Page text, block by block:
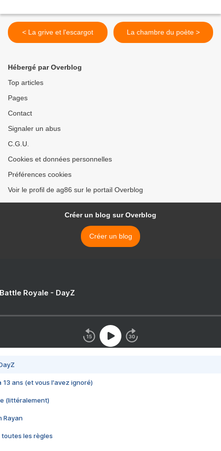
< La grive et l'escargot La chambre du poète >
Hébergé par Overblog
Top articles
Pages
Contact
Signaler un abus
C.G.U.
Cookies et données personnelles
Préférences cookies
Voir le profil de ag86 sur le portail Overblog
Créer un blog sur Overblog
Créer un blog
Royale - DayZ
13 ans (et vous l'avez ignoré)
(littéralement)
Rayan
toutes les règles